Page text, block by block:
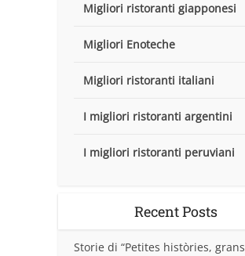
Migliori ristoranti giapponesi
Migliori Enoteche
Migliori ristoranti italiani
I migliori ristoranti argentini
I migliori ristoranti peruviani
Recent Posts
Storie di “Petites històries, grans